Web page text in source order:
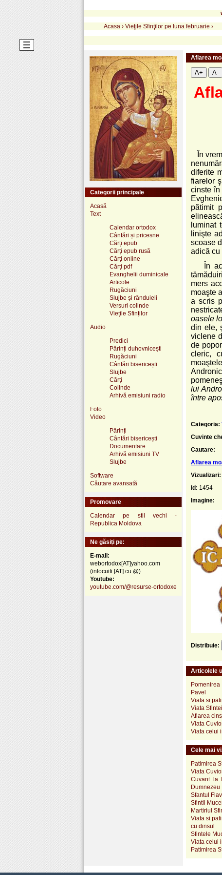
Acasa › Vieţile Sfinţilor pe luna februarie ›
Aflarea
A+ A-
În
diferite
fiarelor
cinste
pătimit
luminat
linişte
scoase
adică cu
În
mers
moaşte
a scris
oasele
din ele,
viclene
de
cleric,
lui
între
Categoria:
Cuvinte
Cautare:
Aflarea
Vizualizari:
Id: 1454
Imagine:
Distribuie:
Articolele
Pavel
Viata si
Viata
Aflarea
Viata
Viata celui
Cele mai
Patimirea
Viata
Cuvant la
Dumnezeu
Sfantul
Sfintii
Martiriul
Viata si
cu dinsul
Sfintele
Viata celui
Patimirea
Categorii principale
Acasă
Text
Calendar ortodox
Cântări și pricesne
Cărți epub
Cărți epub rusă
Cărți online
Cărți pdf
Evanghelii duminicale
Articole
Rugăciuni
Slujbe și rânduieli
Versuri colinde
Viețile Sfinților
Audio
Predici
Părinți duhovnicești
Rugăciuni
Cântări bisericești
Slujbe
Cărți
Colinde
Arhivă emisiuni radio
Foto
Video
Părinți
Cântări bisericești
Documentare
Arhivă emisiuni TV
Slujbe
Software
Căutare avansată
Promovare
Calendar pe stil vechi -
Republica Moldova
Ne găsiți pe:
E-mail:
webortodox[AT]yahoo.com
(inlocuiti [AT] cu @)
Youtube:
youtube.com/@resurse-ortodoxe